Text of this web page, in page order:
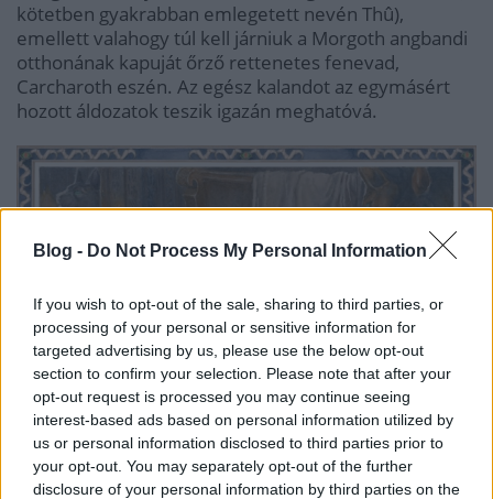
Blog - Do Not Process My Personal Information
If you wish to opt-out of the sale, sharing to third parties, or
processing of your personal or sensitive information for
targeted advertising by us, please use the below opt-out
section to confirm your selection. Please note that after your
opt-out request is processed you may continue seeing
interest-based ads based on personal information utilized by
us or personal information disclosed to third parties prior to
your opt-out. You may separately opt-out of the further
disclosure of your personal information by third parties on the
kötetben gyakrabban emlegetett nevén Thû),
emellett valahogy túl kell járniuk a Morgoth angbandi
otthonának kapuját őrző rettenetes fenevad,
Carcharoth eszén. Az egész kalandot az egymásért
hozott áldozatok teszik igazán meghatóvá.